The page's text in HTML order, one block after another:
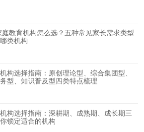
教育机构怎么选？五种常见家长需求类型
类机构
构选择指南：原创理论型、综合集团型、
型、知识普及型四类特点梳理
构选择指南：深耕期、成熟期、成长期三
锁定适合的机构